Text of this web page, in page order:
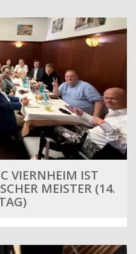
VIERNHEIM IST
MEISTER (14.